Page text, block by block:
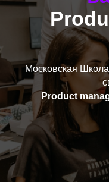
Московская
Product